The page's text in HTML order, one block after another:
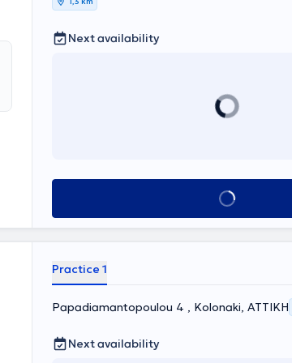
Next availability
Book appointment
Practice 1
Papadiamantopoulou 4 , Kolonaki, ΑΤΤΙΚΗ
Next availability